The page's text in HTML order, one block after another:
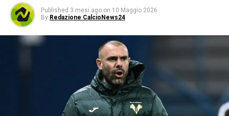
Published 3 mesi ago on 10 Maggio 2026
By Redazione CalcioNews24